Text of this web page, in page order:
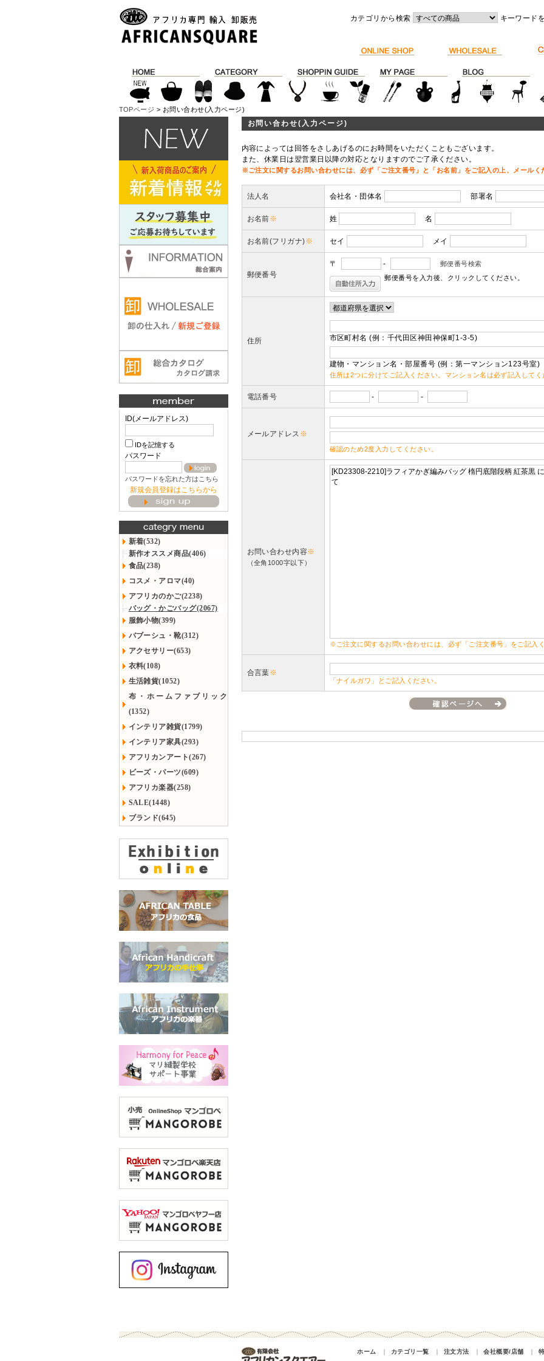
カテゴリから検索 キーワード
TOPページ > お問い合わせ(入力ページ)
ID(メールアドレス)
IDを記憶する
パスワード
パスワードを忘れた方はこちら
新規会員登録はこちらから
新着(532)
新作オススメ商品(406)
食品(238)
コスメ・アロマ(40)
アフリカのかご(2238)
バッグ・かごバッグ(2067)
服飾小物(399)
バブーシュ・靴(312)
アクセサリー(653)
衣料(108)
生活雑貨(1052)
布・ホームファブリック
(1352)
インテリア雑貨(1799)
インテリア家具(293)
アフリカンアート(267)
ビーズ・パーツ(609)
アフリカ楽器(258)
SALE(1448)
ブランド(645)
お問い合わせ(入力ページ)
内容によっては回答をさしあげるのにお時間をいただくこともございます。
また、休業日は翌営業日以降の対応となりますのでご了承ください。
※ご注文に関するお問い合わせには、必ず「ご注文番号」と「お名前」をご記入の上、メール
法人名 会社名・団体名 部署名
お名前※ 姓 名
お名前(フリガナ)※ セイ メイ
郵便番号
〒 -
郵便番号検索
郵便番号を入力後、クリックしてください。
住所 市区町村名 (例：千代田区神田神保町1-3-5)
建物・マンション名・部屋番号 (例：第一マンション123号室)
住所は2つに分けてご記入ください。マンション名は必ず記入してく
電話番号 - -
メールアドレス ※
確認のため2度入力してください。
お問い合わせ内容※
（全角1000字以下）
※ご注文に関するお問い合わせには、必ず「ご注文番号」をご記入
合言葉※
「ナイルガワ」とご記入ください。
ホーム ｜ カテゴリ一覧 ｜ 注文方法 ｜ 会社概要/店舗 ｜